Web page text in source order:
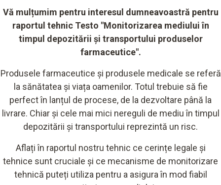
Vă mulțumim pentru interesul dumneavoastră pentru
raportul tehnic Testo "Monitorizarea mediului în
timpul depozitării și transportului produselor
farmaceutice".
Produsele farmaceutice și produsele medicale se referă
la sănătatea și viața oamenilor. Totul trebuie să fie
perfect în lanțul de procese, de la dezvoltare până la
livrare. Chiar și cele mai mici nereguli de mediu în timpul
depozitării și transportului reprezintă un risc.
Aflați în raportul nostru tehnic ce cerințe legale și
tehnice sunt cruciale și ce mecanisme de monitorizare
tehnică puteți utiliza pentru a asigura în mod fiabil